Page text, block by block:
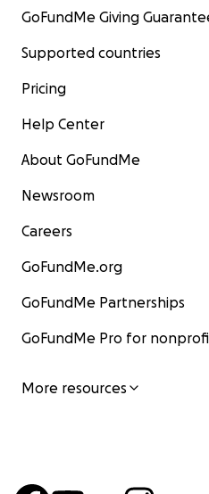
GoFundMe Giving
Supported countries
Pricing
Help Center
About GoFundMe
Newsroom
Careers
GoFundMe.org
GoFundMe Partnerships
GoFundMe Pro for
More resources